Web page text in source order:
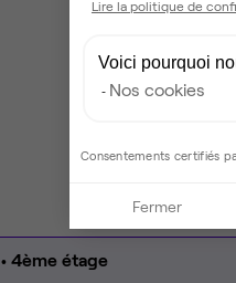
• 4ème étage
Lire la politique de
Voici pourquoi
Nos cookies
Consentements certifiés
Fermer